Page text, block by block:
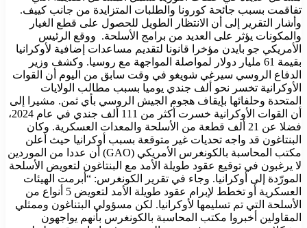
تفاقمت بسبب جائحة كورونا والطلبات المتزايدة من جانب كييف.
وأشار التقرير إلى أن الانتظار الطويل للحصول على قطع الغيار
والمكونات يؤثر على العديد من برامج الأسلحة. ووقع الرئيس
الأمريكي جو بايدن مؤخرا قانونا لتقديم مساعدات إضافية لأوكرانيا
بقيمة 61 مليار دولار لمواصلة المواجهة مع روسيا. وكشف وزير
الدفاع الروسي سيرغي شويغو في وقت سابق من اليوم أن القوات
الأوكرانية تخسر نحو ألف جندي يوميا بسبب مطالب الولايات
المتحدة وحلفائها بإيقاف هجوم الجيش الروسي بأي ثمن. مشيرا إلى
أن القوات الأوكرانية خسرت أكثر من 111 ألف جندي في عام 2024،
فضلا عن 21 ألف قطعة من الأسلحة والمعدات العسكرية. وكان
البنتاغون قد واجه تحديات غير متوقعة بسبب أوكرانيا حيث أعلن
مكتب المحاسبة بالكونغرس الأمريكي (GAO) أن عددا من الموردين
لا يرغبون في توقيع عقود طويلة الأمد مع البنتاغون لتعويض الأسلحة
المورّدة إلى أوكرانيا. وجاء في تقرير الكونغرس: “أبرمت الهيئات
العسكرية أو تخطط لإبرام عقود طويلة الأمد لتعويض 5 أنواع من
الأسلحة التي تم تسليمها لأوكرانيا. لكن مسؤولي البتناغون وممثلي
المقاولين أخبروا مكتب المحاسبة بالكونغرس بأنهم يواجهون